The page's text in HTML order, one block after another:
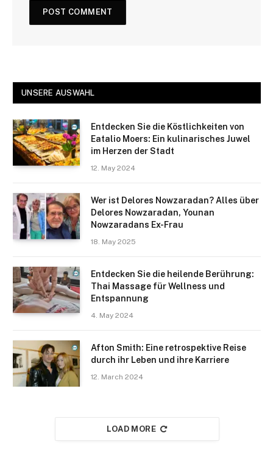
UNSERE AUSWAHL
Entdecken Sie die Köstlichkeiten von
Eatalio Moers: Ein kulinarisches Juwel
im Herzen der Stadt
12. May 2024
Wer ist Delores Nowzaradan? Alles über
Delores Nowzaradan, Younan
Nowzaradans Ex-Frau
18. May 2025
Entdecken Sie die heilende Berührung:
Thai Massage für Wellness und
Entspannung
4. May 2024
Afton Smith: Eine retrospektive Reise
durch ihr Leben und ihre Karriere
12. March 2024
LOAD MORE